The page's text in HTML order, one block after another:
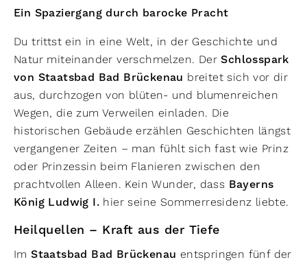
Ein Spaziergang durch barocke Pracht
Du trittst ein in eine Welt, in der Geschichte und
Natur miteinander verschmelzen. Der Schlosspark
von Staatsbad Bad Brückenau breitet sich vor dir
aus, durchzogen von blüten- und blumenreichen
Wegen, die zum Verweilen einladen. Die
historischen Gebäude erzählen Geschichten längst
vergangener Zeiten – man fühlt sich fast wie Prinz
oder Prinzessin beim Flanieren zwischen den
prachtvollen Alleen. Kein Wunder, dass Bayerns
König Ludwig I. hier seine Sommerresidenz liebte.
Heilquellen – Kraft aus der Tiefe
Im Staatsbad Bad Brückenau entspringen fünf der